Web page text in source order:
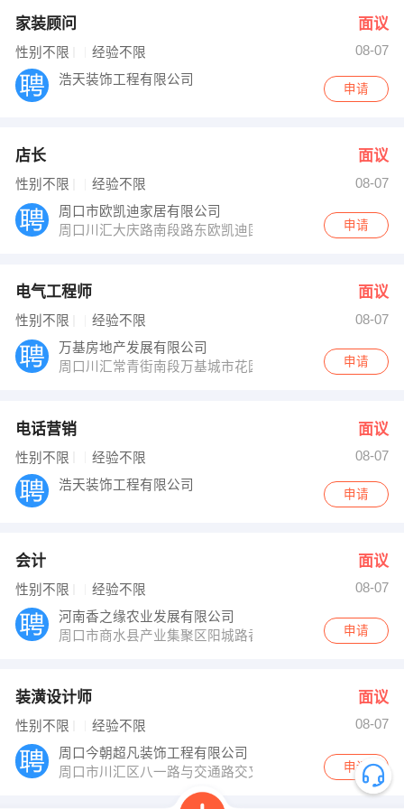
家装顾问 面议
性别不限 经验不限
08-07
浩天装饰工程有限公司
申请
店长 面议
性别不限 经验不限
08-07
周口市欧凯迪家居有限公司
周口川汇大庆路南段路东欧凯迪国际家居广场
申请
电气工程师 面议
性别不限 经验不限
08-07
万基房地产发展有限公司
周口川汇常青街南段万基城市花园
申请
电话营销 面议
性别不限 经验不限
08-07
浩天装饰工程有限公司
申请
会计 面议
性别不限 经验不限
08-07
河南香之缘农业发展有限公司
周口市商水县产业集聚区阳城路香之缘工业园
申请
装潢设计师 面议
性别不限 经验不限
08-07
周口今朝超凡装饰工程有限公司
周口市川汇区八一路与交通路交叉口向东30米路北申请